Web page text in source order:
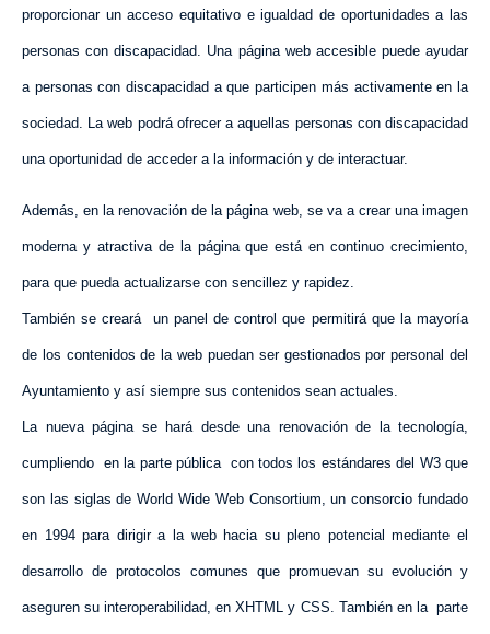
proporcionar unacceso equitativo eigualdad de oportunidades a las
personas con discapacidad. Una página web accesible puede ayudar
a personas con discapacidad a que participen más activamente en la
sociedad. La web podrá ofrecer a aquellas personas con discapacidad
una oportunidad de acceder a la información y de interactuar.
Además, en la renovación de la página web, se va a crear una imagen
moderna y atractiva de la página que está en continuo crecimiento,
para que pueda actualizarse con sencillez y rapidez.
También se creará un panel de control que permitirá que la mayoría
de los contenidos de la web puedan ser gestionados por personal del
Ayuntamiento y así siempre sus contenidos sean actuales.
La nueva página se hará desde una renovación de la tecnología,
cumpliendo en la parte pública con todos los estándares del W3 que
son las siglas deWorld Wide Web Consortium, un consorcio fundado
en 1994 para dirigir a la web hacia su pleno potencial mediante el
desarrollo de protocolos comunes que promuevan su evolución y
aseguren su interoperabilidad, en XHTML y CSS. También en la parte